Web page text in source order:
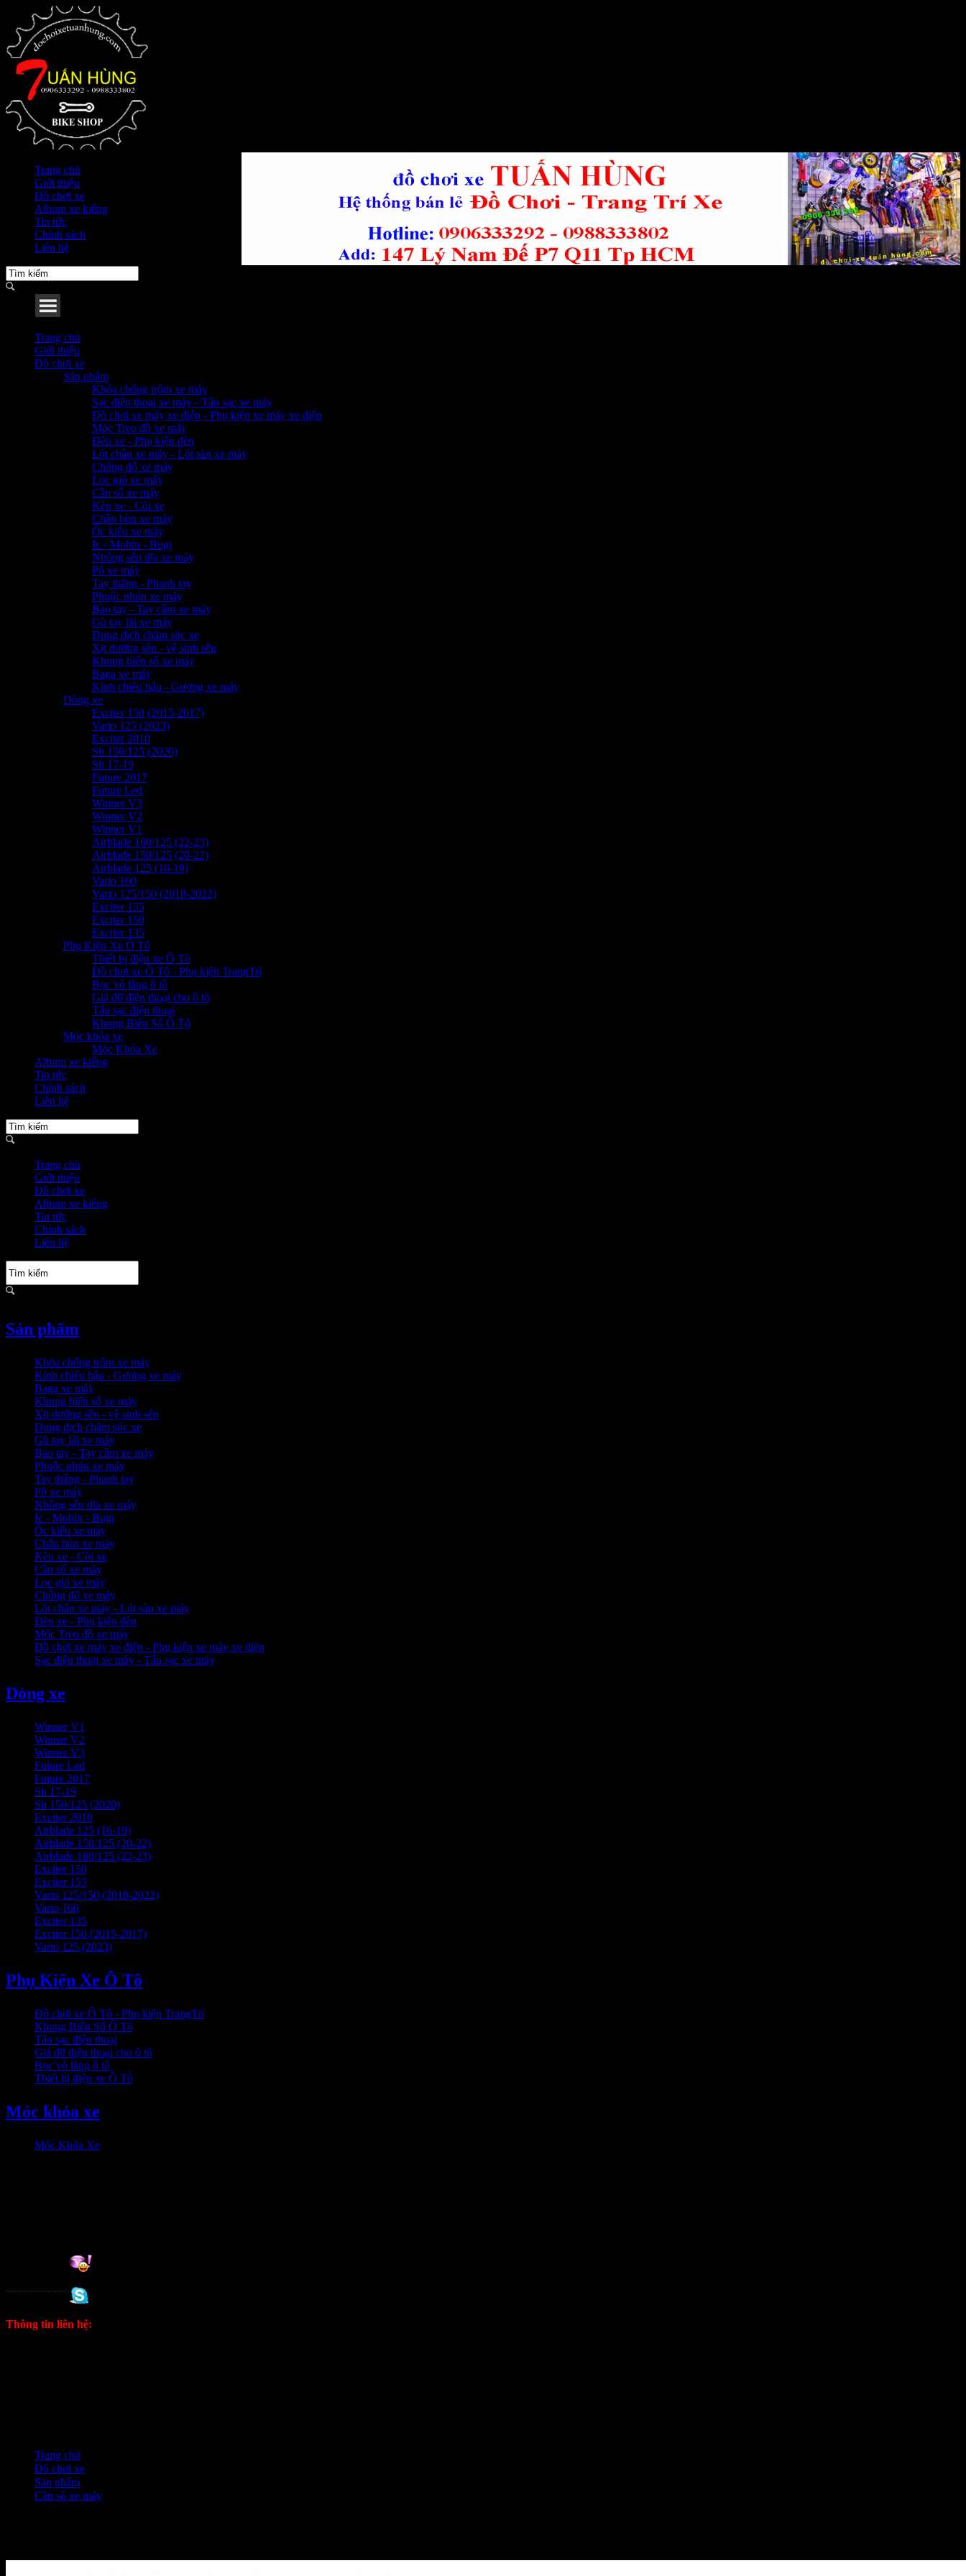
Trang chủ
Giới thiệu
Đồ chơi xe
Album xe kiểng
Tin tức
Chính sách
Liên hệ
Trang chủ
Giới thiệu
Đồ chơi xe
Sản phẩm
Khóa chống trộm xe máy
Sạc điện thoại xe máy - Tẩu sạc xe máy
Đồ chơi xe máy xe điện - Phụ kiện xe máy xe điện
Móc Treo đồ xe máy
Đèn xe - Phụ kiện đèn
Lót chân xe máy - Lót sàn xe máy
Chống đổ xe máy
Lọc gió xe máy
Cần số xe máy
Kèn xe - Còi xe
Chắn bùn xe máy
Ốc kiểu xe máy
Ic - Mobin - Bugi
Nhông sên dĩa xe máy
Pô xe máy
Tay thắng - Phanh tay
Phuộc nhún xe máy
Bao tay - Tay cầm xe máy
Gù tay lái xe máy
Dung dịch chăm sóc xe
Xịt dưỡng sên - vệ sinh sên
Khung biển số xe máy
Baga xe máy
Kính chiếu hậu - Gương xe máy
Dòng xe
Exciter 150 (2015-2017)
Vario 125 (2023)
Exciter 2010
Sh 150/125 (2020)
Sh 17-19
Future 2017
Future Led
Winner V3
Winner V2
Winner V1
Airblade 160/125 (22-23)
Airblade 150/125 (20-22)
Airblade 125 (16-19)
Vario 160
Vario 125/150 (2018-2022)
Exciter 155
Exciter 150
Exciter 135
Phụ Kiện Xe Ô Tô
Thiết bị điện xe Ô Tô
Đồ chơi xe Ô Tô - Phụ kiện TrangTrí
Bọc vô lăng ô tô
Giá đỡ điện thoại cho ô tô
Tẩu sạc điện thoại
Khung Biển Số Ô Tô
Móc khóa xe
Móc Khóa Xe
Album xe kiểng
Tin tức
Chính sách
Liên hệ
Trang chủ
Giới thiệu
Đồ chơi xe
Album xe kiểng
Tin tức
Chính sách
Liên hệ
Sản phẩm
Khóa chống trộm xe máy
Kính chiếu hậu - Gương xe máy
Baga xe máy
Khung biển số xe máy
Xịt dưỡng sên - vệ sinh sên
Dung dịch chăm sóc xe
Gù tay lái xe máy
Bao tay - Tay cầm xe máy
Phuộc nhún xe máy
Tay thắng - Phanh tay
Pô xe máy
Nhông sên dĩa xe máy
Ic - Mobin - Bugi
Ốc kiểu xe máy
Chắn bùn xe máy
Kèn xe - Còi xe
Cần số xe máy
Lọc gió xe máy
Chống đổ xe máy
Lót chân xe máy - Lót sàn xe máy
Đèn xe - Phụ kiện đèn
Móc Treo đồ xe máy
Đồ chơi xe máy xe điện - Phụ kiện xe máy xe điện
Sạc điện thoại xe máy - Tẩu sạc xe máy
Dòng xe
Winner V1
Winner V2
Winner V3
Future Led
Future 2017
Sh 17-19
Sh 150/125 (2020)
Exciter 2010
Airblade 125 (16-19)
Airblade 150/125 (20-22)
Airblade 160/125 (22-23)
Exciter 150
Exciter 155
Vario 125/150 (2018-2022)
Vario 160
Exciter 135
Exciter 150 (2015-2017)
Vario 125 (2023)
Phụ Kiện Xe Ô Tô
Đồ chơi xe Ô Tô - Phụ kiện TrangTrí
Khung Biển Số Ô Tô
Tẩu sạc điện thoại
Giá đỡ điện thoại cho ô tô
Bọc vô lăng ô tô
Thiết bị điện xe Ô Tô
Móc khóa xe
Móc Khóa Xe
Thông tin liên hệ:
Trang chủ
Đồ chơi xe
Sản phẩm
Cần số xe máy